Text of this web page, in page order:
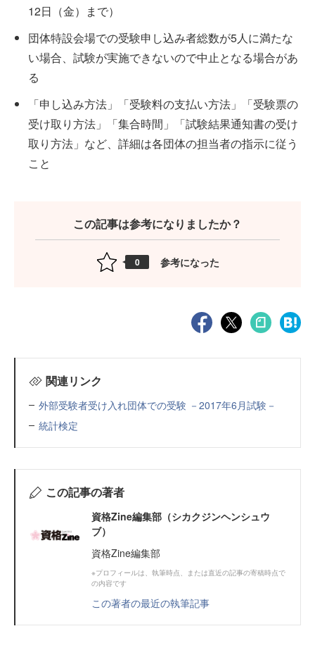
12日（金）まで）
団体特設会場での受験申し込み者総数が5人に満たな
い場合、試験が実施できないので中止となる場合があ
る
「申し込み方法」「受験料の支払い方法」「受験票の
受け取り方法」「集合時間」「試験結果通知書の受け
取り方法」など、詳細は各団体の担当者の指示に従う
こと
この記事は参考になりましたか？
0 参考になった
関連リンク
外部受験者受け入れ団体での受験 －2017年6月試験－
統計検定
この記事の著者
資格Zine編集部（シカクジンヘンシュウ
ブ）
資格Zine編集部
※プロフィールは、執筆時点、または直近の記事の寄稿時点で
の内容です
この著者の最近の執筆記事